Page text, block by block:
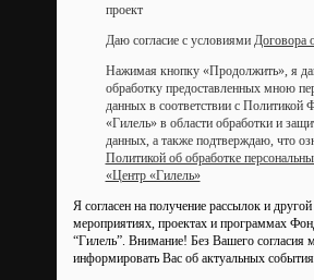
проект
Даю согласие с условиями Договора
Нажимая кнопку «Продолжить», я
обработку предоставленных мною
данных в соответствии с Политикой
«Гилель» в области обработки и
данных, а также подтверждаю, что
Политикой об обработке
«Центр «Гилель»
Я согласен на получение рассылок и
мероприятиях, проектах и программах
“Гилель”. Внимание! Без Вашего согласия
информировать Вас об актуальных